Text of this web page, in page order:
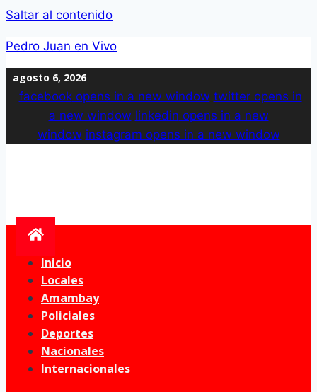
Saltar al contenido
Pedro Juan en Vivo
agosto 6, 2026
facebookopens in a new window twitteropens in
a new window linkedin opens in a new
window instagram opens in a new window
Inicio
Locales
Amambay
Policiales
Deportes
Nacionales
Internacionales